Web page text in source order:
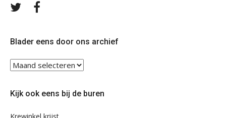
Volg
Blader eens door ons archief
Blader
ons
Kijk ook eens bij de buren